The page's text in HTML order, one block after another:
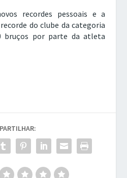
recordes pessoais e a
do clube da categoria
bruços por parte da atleta